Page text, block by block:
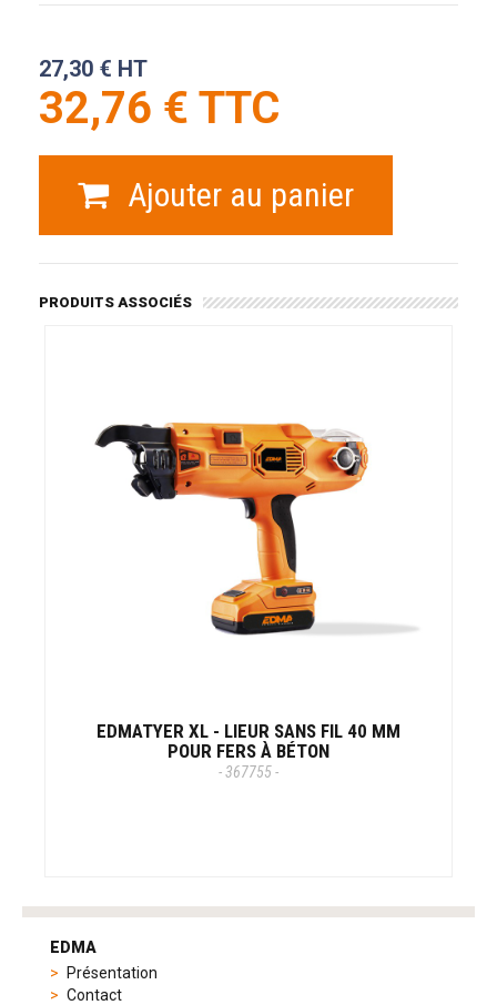
27,30 € HT
32,76 € TTC
Ajouter au panier
PRODUITS ASSOCIÉS
EDMATYER XL - LIEUR SANS FIL 40 MM
POUR FERS À BÉTON
- 367755 -
tag
product
EDMA
Présentation
Contact